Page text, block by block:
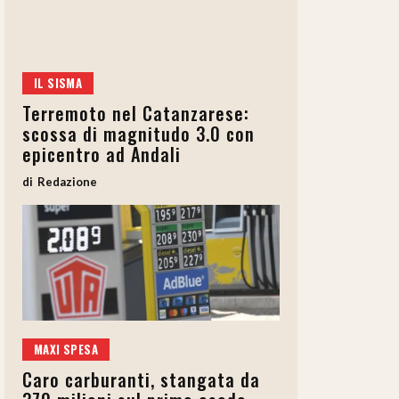
IL SISMA
Terremoto nel Catanzarese:
scossa di magnitudo 3.0 con
epicentro ad Andali
Redazione
MAXI SPESA
Caro carburanti, stangata da